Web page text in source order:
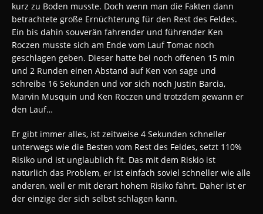
kurz zu Boden musste. Doch wenn man die Fakten dann
betrachtete große Ernüchterung für den Rest des Feldes.
Ein bis dahin souverän fahrender und führender Ken
Roczen musste sich am Ende vom Lauf Tomac noch
geschlagen geben. Dieser hatte bei noch offenen 15 min
und 2 Runden einen Abstand auf Ken von sage und
schreibe 16 Sekunden und vor sich noch Justin Barcia,
Marvin Musquin und Ken Roczen und trotzdem gewann er
den Lauf…
Er gibt immer alles, ist zeitweise 4 Sekunden schneller
unterwegs wie die Besten vom Rest des Feldes, setzt 110%
Risiko und ist unglaublich fit. Das mit dem Riskio ist
natürlich das Problem, er ist einfach soviel schneller wie alle
anderen, weil er mit derart hohem Risiko fährt. Daher ist er
der einzige der sich selbst schlagen kann.